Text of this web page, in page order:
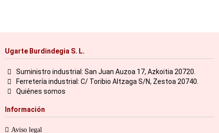
Ugarte Burdindegia S. L.
Suministro industrial: San Juan Auzoa 17, Azkoitia 20720.
Ferretería industrial: C/ Toribio Altzaga S/N, Zestoa 20740.
Quiénes somos
Información
Aviso legal